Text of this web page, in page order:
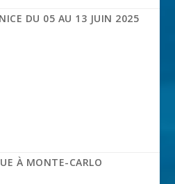
DU 05 AU 13 JUIN 2025
À MONTE-CARLO